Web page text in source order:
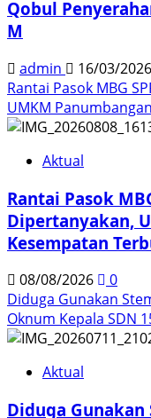
Qobul
M
admin 16/03/2026
Rantai Pasok MBG
UMKM
Aktual
Rantai Pasok
Dipertanyakan,
Kesempatan
08/08/2026
0
Diduga Gunakan
Oknum Kepala SDN
Aktual
Diduga Gunakan